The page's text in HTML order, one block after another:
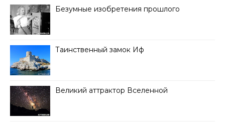
Безумные изобретения прошлого
Таинственный замок Иф
Великий аттрактор Вселенной